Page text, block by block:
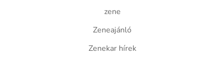
zene
Zeneajánló
Zenekar hírek